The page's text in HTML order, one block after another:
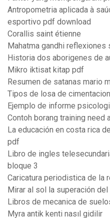
Antropometria aplicada à
esportivo pdf download
Corallis saint étienne
Mahatma gandhi reflexiones
Historia dos aborigenes de
Mikro iktisat kitap pdf
Resumen de satanas mario
Tipos de losa de
Ejemplo de informe
Contoh borang training need
La educación en costa rica
pdf
Libro de ingles
bloque 3
Caricatura periodistica de la
Mirar al sol la superación
Libros de mecanica de
Myra antik kenti nasıl gidilir